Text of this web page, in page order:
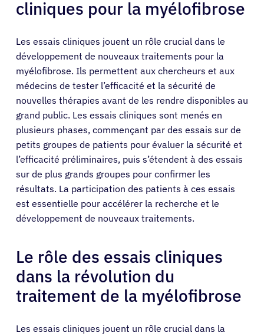
cliniques pour la myélofibrose
Les essais cliniques jouent un rôle crucial dans le
développement de nouveaux traitements pour la
myélofibrose. Ils permettent aux chercheurs et aux
médecins de tester l’efficacité et la sécurité de
nouvelles thérapies avant de les rendre disponibles au
grand public. Les essais cliniques sont menés en
plusieurs phases, commençant par des essais sur de
petits groupes de patients pour évaluer la sécurité et
l’efficacité préliminaires, puis s’étendent à des essais
sur de plus grands groupes pour confirmer les
résultats. La participation des patients à ces essais
est essentielle pour accélérer la recherche et le
développement de nouveaux traitements.
Le rôle des essais cliniques
dans la révolution du
traitement de la myélofibrose
Les essais cliniques jouent un rôle crucial dans la